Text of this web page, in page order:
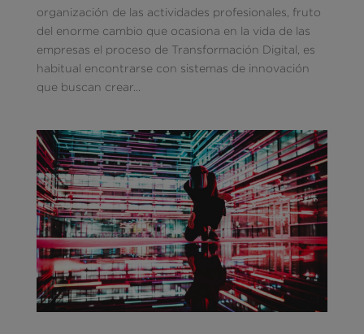
organización de las actividades profesionales, fruto
del enorme cambio que ocasiona en la vida de las
empresas el proceso de Transformación Digital, es
habitual encontrarse con sistemas de innovación
que buscan crear...